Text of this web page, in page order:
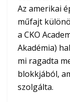
Az amerikai
műfajt
a CKO
Akadémia)
mi ragadta
blokkjából,
szolgálta.